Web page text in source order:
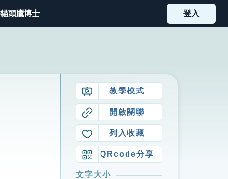
貓頭鷹博士 登入
教學模式
開啟關聯
列入收藏
QRcode分享
文字大小